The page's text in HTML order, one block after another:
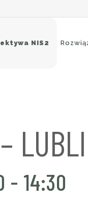
NIS2
Routing
Backup i
- 14:30